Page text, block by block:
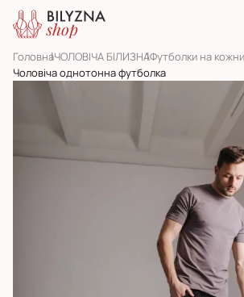
ГоловнаЧОЛОВІЧА БІЛИЗНАФутболки на
Чоловіча однотонна футболка